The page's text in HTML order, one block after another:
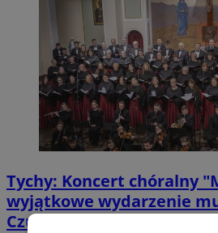
Tychy: Koncert chóralny
wyjątkowe wydarzenie
Czułowie